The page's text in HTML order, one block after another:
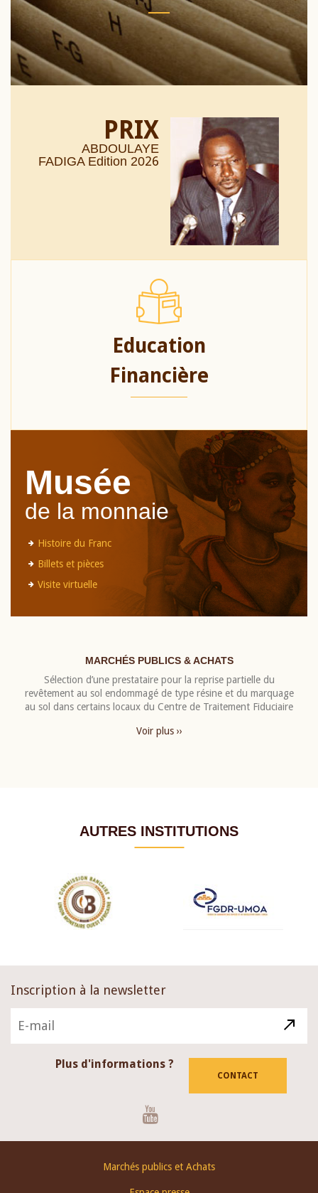
PRIX
ABDOULAYE
FADIGA Edition 2026
Education
Financière
Musée
de la monnaie
Histoire du Franc
Billets et pièces
Visite virtuelle
MARCHÉS PUBLICS & ACHATS
Sélection d’une prestataire pour la reprise partielle du
revêtement au sol endommagé de type résine et du marquage
au sol dans certains locaux du Centre de Traitement Fiduciaire
Voir plus ››
AUTRES INSTITUTIONS
Inscription à la newsletter
Plus d'informations ?
CONTACT
Marchés publics et Achats